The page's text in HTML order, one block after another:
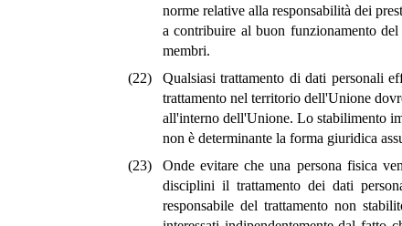
norme relative alla responsabilità dei
a contribuire al buon funzionamento
membri.
(22)
Qualsiasi trattamento di dati personali
trattamento nel territorio dell'Unione
all'interno dell'Unione. Lo stabilimento
non è determinante la forma giuridica
(23)
Onde evitare che una persona fisica
disciplini il trattamento dei dati
responsabile del trattamento non